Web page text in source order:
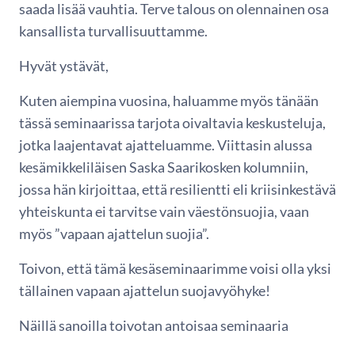
saada lisää vauhtia. Terve talous on olennainen osa
kansallista turvallisuuttamme.
Hyvät ystävät,
Kuten aiempina vuosina, haluamme myös tänään
tässä seminaarissa tarjota oivaltavia keskusteluja,
jotka laajentavat ajatteluamme. Viittasin alussa
kesämikkeliläisen Saska Saarikosken kolumniin,
jossa hän kirjoittaa, että resilientti eli kriisinkestävä
yhteiskunta ei tarvitse vain väestönsuojia, vaan
myös ”vapaan ajattelun suojia”.
Toivon, että tämä kesäseminaarimme voisi olla yksi
tällainen vapaan ajattelun suojavyöhyke!
Näillä sanoilla toivotan antoisaa seminaaria